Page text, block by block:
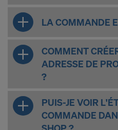
LA COMMANDE
COMMENT
ADRESSE DE
?
PUIS-JE VOIR
COMMANDE